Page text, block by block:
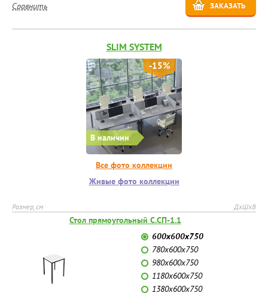
ЗАКАЗАТЬ
Сравнить
SLIM SYSTEM
В наличии
-15%
Все фото коллекции
Живые фото коллекции
Размер, см ДхШхВ
Стол прямоугольный С.СП-1.1
600х600х750
780х600х750
980х600х750
1180х600х750
1380х600х750